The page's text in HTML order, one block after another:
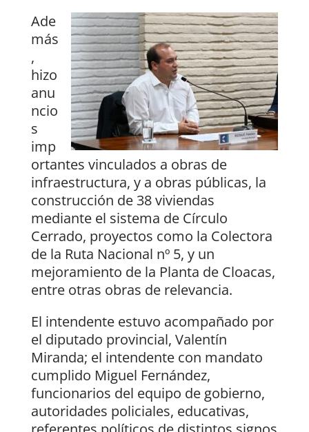
Ade
más
,
hizo
anu
ncio
s
imp
ortantes vinculados a obras de
infraestructura, y a obras públicas, la
construcción de 38 viviendas
mediante el sistema de Círculo
Cerrado, proyectos como la Colectora
de la Ruta Nacional nº 5, y un
mejoramiento de la Planta de Cloacas,
entre otras obras de relevancia.
El intendente estuvo acompañado por
el diputado provincial, Valentín
Miranda; el intendente con mandato
cumplido Miguel Fernández,
funcionarios del equipo de gobierno,
autoridades policiales, educativas,